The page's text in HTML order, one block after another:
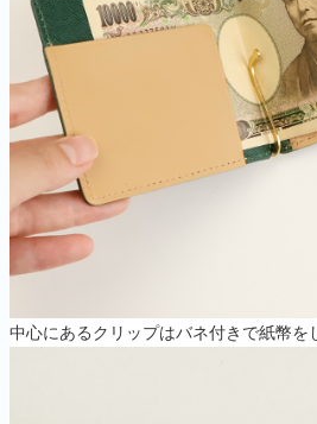
中心にあるクリップはバネ付きで紙幣を